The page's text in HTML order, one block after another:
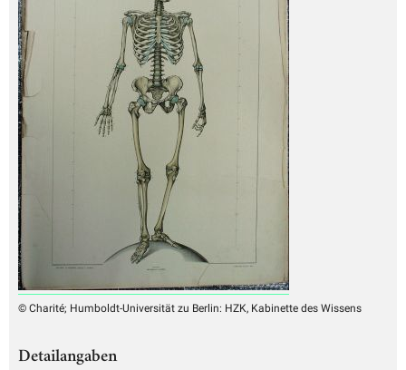
© Charité; Humboldt-Universität zu Berlin: HZK, Kabinette des Wissens
Detailangaben